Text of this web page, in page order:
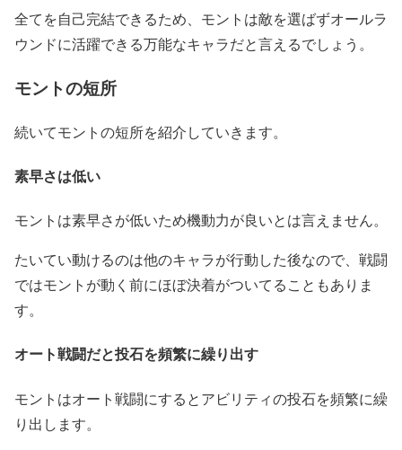
全てを自己完結できるため、モントは敵を選ばずオールラ
ウンドに活躍できる万能なキャラだと言えるでしょう。
モントの短所
続いてモントの短所を紹介していきます。
素早さは低い
モントは素早さが低いため機動力が良いとは言えません。
たいてい動けるのは他のキャラが行動した後なので、戦闘
ではモントが動く前にほぼ決着がついてることもありま
す。
オート戦闘だと投石を頻繁に繰り出す
モントはオート戦闘にするとアビリティの投石を頻繁に繰
り出します。